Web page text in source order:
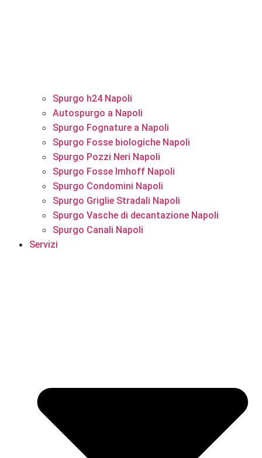
Spurgo h24 Napoli
Autospurgo a Napoli
Spurgo Fognature a Napoli
Spurgo Fosse biologiche Napoli
Spurgo Pozzi Neri Napoli
Spurgo Fosse Imhoff Napoli
Spurgo Condomini Napoli
Spurgo Griglie Stradali Napoli
Spurgo Vasche di decantazione Napoli
Spurgo Canali Napoli
Servizi